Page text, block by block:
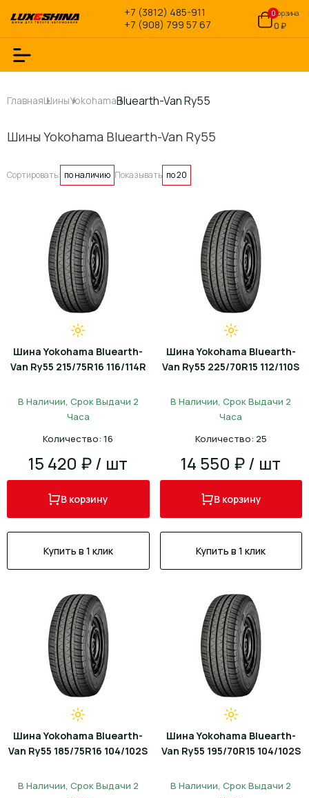
+7 (3812) 485-911
+7 (908) 799 57 67
0Корзина
0 ₽
ГлавнаяШиныYokohamaBluearth-Van Ry55
Шины Yokohama Bluearth-Van Ry55
Сортировать: по наличию Показывать по 20
Шина Yokohama Bluearth-
Van Ry55 215/75R16 116/114R
В Наличии, Срок Выдачи 2
Часа
Количество: 16
15 420 ₽ / шт
В корзину
Купить в 1 клик
Шина Yokohama Bluearth-
Van Ry55 225/70R15 112/110S
В Наличии, Срок Выдачи 2
Часа
Количество: 25
14 550 ₽ / шт
В корзину
Купить в 1 клик
Шина Yokohama Bluearth-
Van Ry55 185/75R16 104/102S
В Наличии, Срок Выдачи 2
Шина Yokohama Bluearth-
Van Ry55 195/70R15 104/102S
В Наличии, Срок Выдачи 2